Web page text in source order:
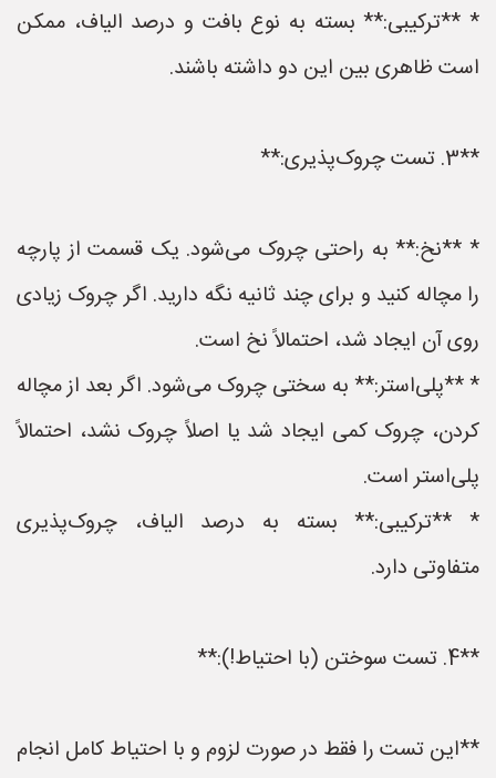
* **ترکیبی:** بسته به نوع بافت و درصد الیاف، ممکن
است ظاهری بین این دو داشته باشند.
**3. تست چروک‌پذیری:**
* **نخ:** به راحتی چروک می‌شود. یک قسمت از پارچه
را مچاله کنید و برای چند ثانیه نگه دارید. اگر چروک زیادی
روی آن ایجاد شد، احتمالاً نخ است.
* **پلی‌استر:** به سختی چروک می‌شود. اگر بعد از مچاله
کردن، چروک کمی ایجاد شد یا اصلاً چروک نشد، احتمالاً
پلی‌استر است.
* **ترکیبی:** بسته به درصد الیاف، چروک‌پذیری
متفاوتی دارد.
**4. تست سوختن (با احتیاط!):**
**این تست را فقط در صورت لزوم و با احتیاط کامل انجام